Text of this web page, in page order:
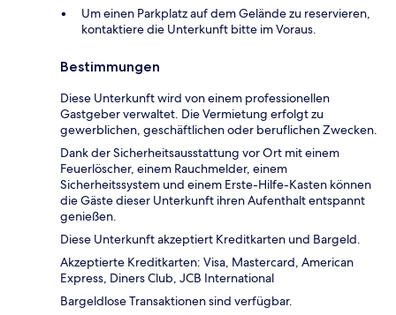
Um einen Parkplatz auf dem Gelände zu reservieren,
kontaktiere die Unterkunft bitte im Voraus.
Bestimmungen
Diese Unterkunft wird von einem professionellen
Gastgeber verwaltet. Die Vermietung erfolgt zu
gewerblichen, geschäftlichen oder beruflichen Zwecken.
Dank der Sicherheitsausstattung vor Ort mit einem
Feuerlöscher, einem Rauchmelder, einem
Sicherheitssystem und einem Erste-Hilfe-Kasten können
die Gäste dieser Unterkunft ihren Aufenthalt entspannt
genießen.
Diese Unterkunft akzeptiert Kreditkarten und Bargeld.
Akzeptierte Kreditkarten: Visa, Mastercard, American
Express, Diners Club, JCB International
Bargeldlose Transaktionen sind verfügbar.